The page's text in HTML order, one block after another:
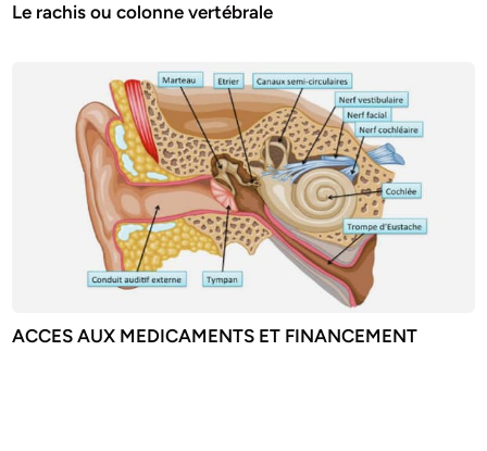
Le rachis ou colonne vertébrale
ACCES AUX MEDICAMENTS ET FINANCEMENT